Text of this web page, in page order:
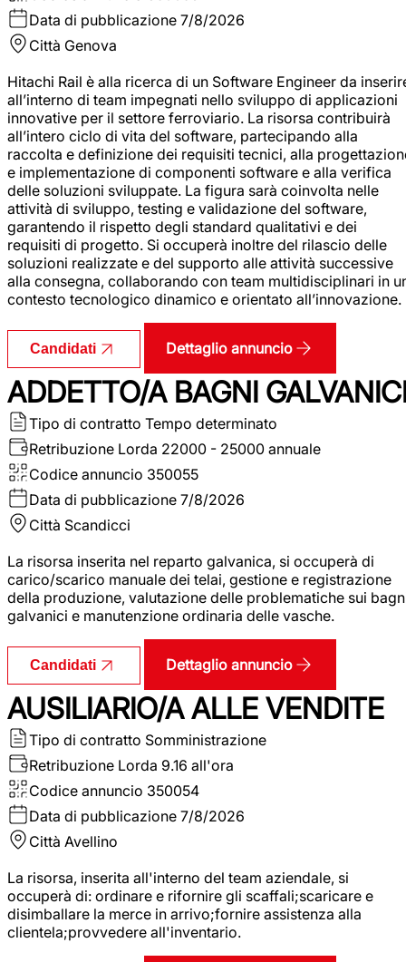
Data di pubblicazione 7/8/2026
Città Genova
Hitachi Rail è alla ricerca di un Software Engineer da
all’interno di team impegnati nello sviluppo di applicazioni
innovative per il settore ferroviario. La risorsa contribuirà
all’intero ciclo di vita del software, partecipando alla
raccolta e definizione dei requisiti tecnici, alla
e implementazione di componenti software e alla verifica
delle soluzioni sviluppate. La figura sarà coinvolta nelle
attività di sviluppo, testing e validazione del software,
garantendo il rispetto degli standard qualitativi e dei
requisiti di progetto. Si occuperà inoltre del rilascio delle
soluzioni realizzate e del supporto alle attività successive
alla consegna, collaborando con team multidisciplinari in
contesto tecnologico dinamico e orientato all’innovazione.
Candidati Dettaglio annuncio
ADDETTO/A BAGNI
Tipo di contratto Tempo determinato
Retribuzione Lorda 22000 - 25000 annuale
Codice annuncio 350055
Data di pubblicazione 7/8/2026
Città Scandicci
La risorsa inserita nel reparto galvanica, si occuperà di
carico/scarico manuale dei telai, gestione e registrazione
della produzione, valutazione delle problematiche sui
galvanici e manutenzione ordinaria delle vasche.
Candidati Dettaglio annuncio
AUSILIARIO/A ALLE VENDITE
Tipo di contratto Somministrazione
Retribuzione Lorda 9.16 all'ora
Codice annuncio 350054
Data di pubblicazione 7/8/2026
Città Avellino
La risorsa, inserita all'interno del team aziendale, si
occuperà di: ordinare e rifornire gli scaffali;scaricare e
disimballare la merce in arrivo;fornire assistenza alla
clientela;provvedere all'inventario.